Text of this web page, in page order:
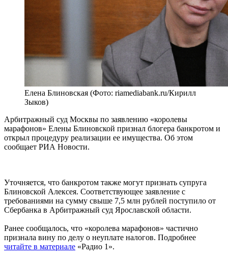
Елена Блиновская (Фото: riamediabank.ru/Кирилл
Зыков)
Арбитражный суд Москвы по заявлению «королевы
марафонов» Елены Блиновской признал блогера банкротом и
открыл процедуру реализации ее имущества. Об этом
сообщает РИА Новости.
Уточняется, что банкротом также могут признать супруга
Блиновской Алексея. Соответствующее заявление с
требованиями на сумму свыше 7,5 млн рублей поступило от
Сбербанка в Арбитражный суд Ярославской области.
Ранее сообщалось, что «королева марафонов» частично
признала вину по делу о неуплате налогов. Подробнее
читайте в материале «Радио 1».